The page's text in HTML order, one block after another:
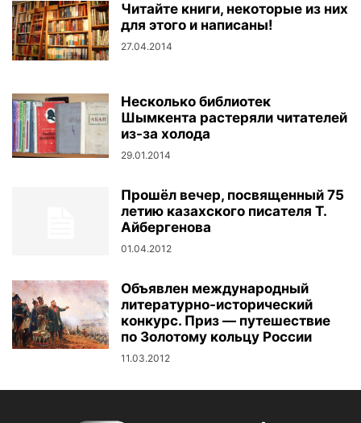
Читайте книги, некоторые из них
для этого и написаны!
27.04.2014
Несколько библиотек
Шымкента растеряли читателей
из-за холода
29.01.2014
Прошёл вечер, посвященный 75
летию казахского писателя Т.
Айбергенова
01.04.2012
Объявлен международный
литературно-исторический
конкурс. Приз — путешествие
по Золотому кольцу России
11.03.2012